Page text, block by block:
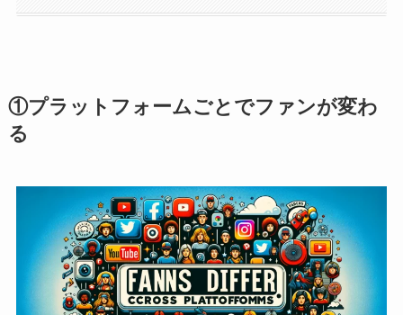
①プラットフォームごとでファンが変わ
る